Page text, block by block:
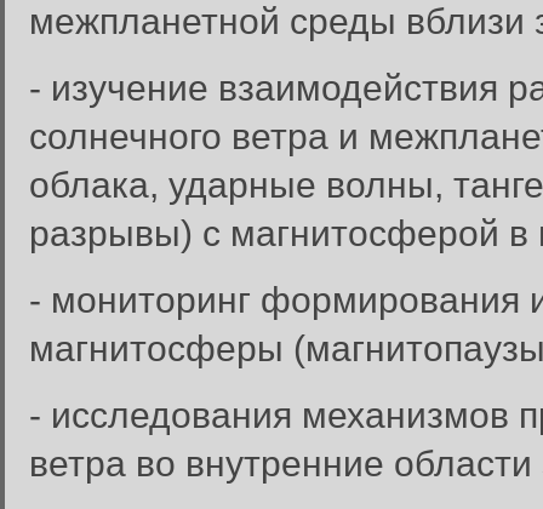
межпланетной среды вблизи
- изучение взаимодействия
солнечного ветра и
облака, ударные волны,
разрывы) с магнитосферой
- мониторинг формирования
магнитосферы
- исследования механизмов
ветра во внутренние